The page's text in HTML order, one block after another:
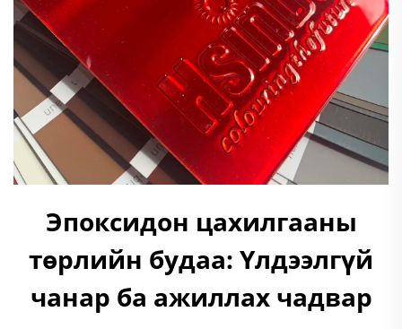
Эпоксидон цахилгааны
төрлийн будаа: Үлдээлгүй
чанар ба ажиллах чадвар